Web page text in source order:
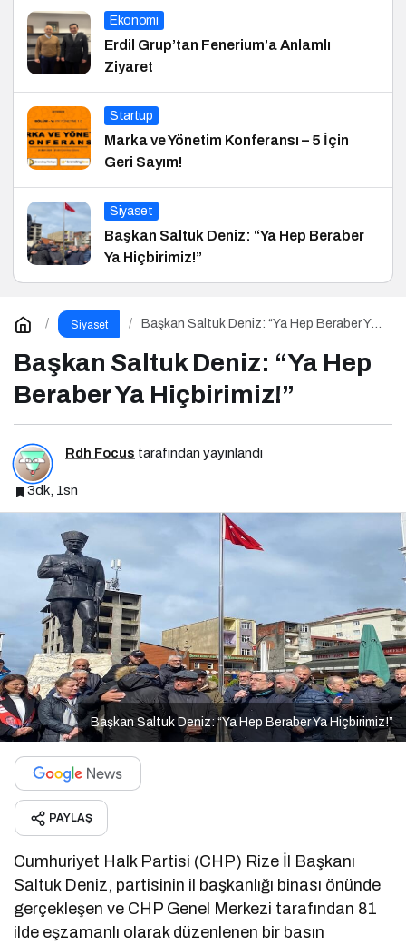
Ekonomi
Erdil Grup’tan Fenerium’a Anlamlı
Ziyaret
Startup
Marka ve Yönetim Konferansı – 5 İçin
Geri Sayım!
Siyaset
Başkan Saltuk Deniz: “Ya Hep Beraber
Ya Hiçbirimiz!”
Siyaset
Başkan Saltuk Deniz: “Ya Hep Beraber Ya
Başkan Saltuk Deniz: “Ya Hep
Beraber Ya Hiçbirimiz!”
Rdh Focus tarafından yayınlandı
3dk, 1sn
Başkan Saltuk Deniz: “Ya Hep Beraber Ya Hiçbirimiz!”
PAYLAŞ
Cumhuriyet Halk Partisi (CHP) Rize İl Başkanı
Saltuk Deniz, partisinin il başkanlığı binası önünde
gerçekleşen ve CHP Genel Merkezi tarafından 81
ilde eşzamanlı olarak düzenlenen bir basın